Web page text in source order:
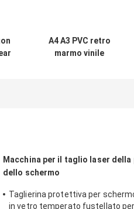
A4 A3 PVC retro
marmo vinile
Macchina per il taglio laser
dello schermo
Taglierina protettiva per
in vetro temperato fustellato